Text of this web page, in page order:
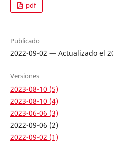
pdf
Publicado
2022-09-02 — Actualizado el
Versiones
2023-08-10 (5)
2023-08-10 (4)
2023-06-06 (3)
2022-09-06 (2)
2022-09-02 (1)